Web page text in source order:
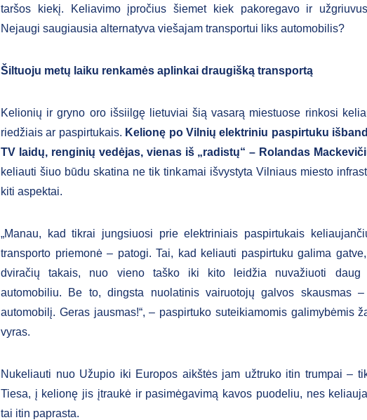
taršos kiekį. Keliavimo įpročius šiemet kiek pakoregavo ir
Nejaugi saugiausia alternatyva viešajam transportui liks automobilis?
Šiltuoju metų laiku renkamės aplinkai draugišką transportą
Kelionių ir gryno oro išsiilgę lietuviai šią vasarą miestuose rinkosi
riedžiais ar paspirtukais. Kelionę po Vilnių elektriniu paspirtuku
TV laidų, renginių vedėjas, vienas iš „radistų“ – Rolandas
keliauti šiuo būdu skatina ne tik tinkamai išvystyta Vilniaus miesto
kiti aspektai.
„Manau, kad tikrai jungsiuosi prie elektriniais paspirtukais
transporto priemonė – patogi. Tai, kad keliauti paspirtuku galima
dviračių takais, nuo vieno taško iki kito leidžia nuvažiuoti daug
automobiliu. Be to, dingsta nuolatinis vairuotojų galvos skausmas
automobilį. Geras jausmas!“, – paspirtuko suteikiamomis galimybėmis
vyras.
Nukeliauti nuo Užupio iki Europos aikštės jam užtruko itin trumpai –
Tiesa, į kelionę jis įtraukė ir pasimėgavimą kavos puodeliu, nes
tai itin paprasta.